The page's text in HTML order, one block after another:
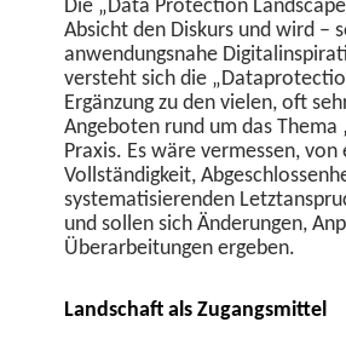
Die „Data Protection
Absicht den Diskurs und wird
anwendungsnahe
versteht sich die
Ergänzung zu den vielen, oft
Angeboten rund um das Thema
Praxis. Es wäre vermessen,
Vollständigkeit,
systematisierenden
und sollen sich Änderungen,
Überarbeitungen ergeben.
Landschaft als Zugangsmittel